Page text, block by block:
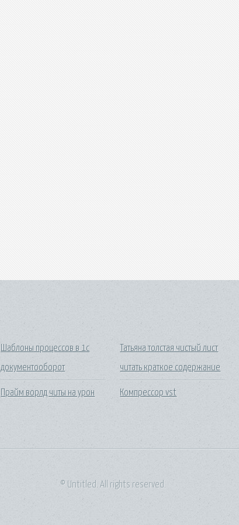
Шаблоны процессов в 1с
документооборот
Прайм ворлд читы на урон
Татьяна толстая чистый лист
читать краткое содержание
Компрессор vst
© Untitled. All rights reserved.